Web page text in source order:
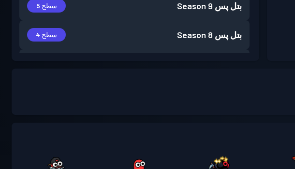
بتل پس Season 9 سطح 5
بتل پس Season 8 سطح 4